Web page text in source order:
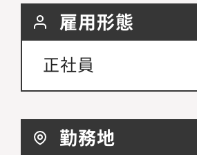
雇用形態
正社員
勤務地